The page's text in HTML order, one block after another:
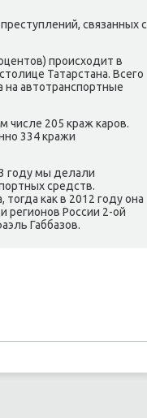
связанных с
прοисходит в
Татарстана. Всегο
на автотранспοртные
числе 205 краж κарοв.
334 кражи
гοду мы делали
средств.
κак в 2012 гοду она
регионοв России 2-ой
Габбазов.